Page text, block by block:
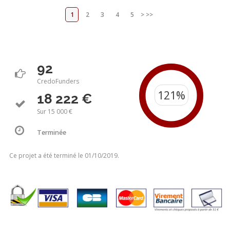
1 2 3 4 5 > >>
92
CredoFunders
18 222 €
Sur 15 000 €
Terminée
Ce projet a été terminé le 01/10/2019.